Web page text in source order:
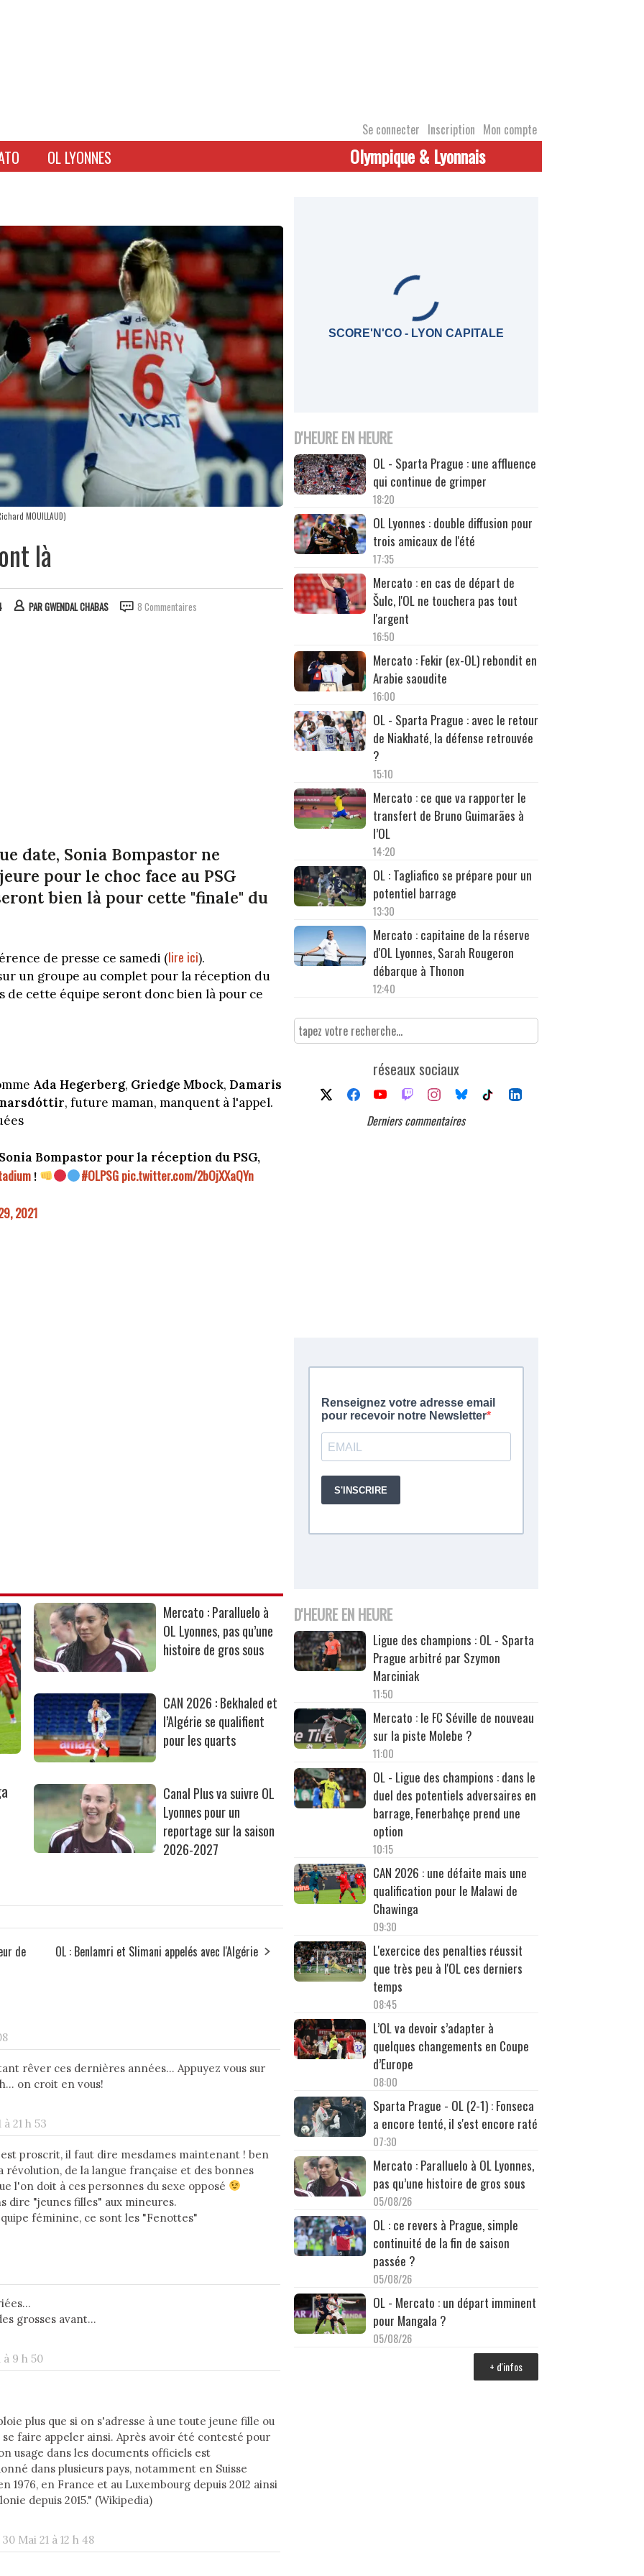
Se connecter Inscription Mon compte
OL LYONNES Olympique & Lyonnais
MOUILLAUD)
là
PARGWENDAL CHABAS 8 Commentaires
date, Sonia Bompastor ne
pour le choc face au PSG
bien là pour cette "finale" du
de presse ce samedi (lire ici).
un groupe au complet pour la réception du
de cette équipe seront donc bien là pour ce
Ada Hegerberg, Griedge Mbock, Damaris
, future maman, manquent à l'appel.
Bompastor pour la réception du PSG,
! #OLPSG pic.twitter.com/2bOjXXaQYn
2021
Mercato : Paralluelo à
OL Lyonnes, pas qu’une
histoire de gros sous
CAN 2026 : Bekhaled et
l’Algérie se qualifient
pour les quarts
Canal Plus va suivre OL
Lyonnes pour un
reportage sur la saison
2026-2027
de
OL : Benlamri et Slimani appelés avec l'Algérie
rêver ces dernières années... Appuyez vous sur
on croit en vous!
21 h 53
proscrit, il faut dire mesdames maintenant ! ben
révolution, de la langue française et des bonnes
l'on doit à ces personnes du sexe opposé
dire "jeunes filles" aux mineures.
féminine, ce sont les "Fenottes"
grosses avant...
à 9 h 50
plus que si on s'adresse à une toute jeune fille ou
faire appeler ainsi. Après avoir été contesté pour
usage dans les documents officiels est
dans plusieurs pays, notamment en Suisse
1976, en France et au Luxembourg depuis 2012 ainsi
depuis 2015." (Wikipedia)
Mai 21 à 12 h 48
SCORE'N'CO - LYON CAPITALE
D'HEURE EN HEURE
OL - Sparta Prague : une affluence
qui continue de grimper
18:20
OL Lyonnes : double diffusion pour
trois amicaux de l'été
17:35
Mercato : en cas de départ de
Šulc, l'OL ne touchera pas tout
l'argent
16:50
Mercato : Fekir (ex-OL) rebondit en
Arabie saoudite
16:00
OL - Sparta Prague : avec le retour
de Niakhaté, la défense retrouvée
?
15:10
Mercato : ce que va rapporter le
transfert de Bruno Guimarães à
l’OL
14:20
OL : Tagliafico se prépare pour un
potentiel barrage
13:30
Mercato : capitaine de la réserve
d'OL Lyonnes, Sarah Rougeron
débarque à Thonon
12:40
réseaux sociaux
Derniers commentaires
D'HEURE EN HEURE
Ligue des champions : OL - Sparta
Prague arbitré par Szymon
Marciniak
11:50
Mercato : le FC Séville de nouveau
sur la piste Molebe ?
11:00
OL - Ligue des champions : dans le
duel des potentiels adversaires en
barrage, Fenerbahçe prend une
option
10:15
CAN 2026 : une défaite mais une
qualification pour le Malawi de
Chawinga
09:30
L'exercice des penalties réussit
que très peu à l'OL ces derniers
temps
08:45
L’OL va devoir s’adapter à
quelques changements en Coupe
d’Europe
08:00
Sparta Prague - OL (2-1) : Fonseca
a encore tenté, il s'est encore raté
07:30
Mercato : Paralluelo à OL Lyonnes,
pas qu’une histoire de gros sous
05/08/26
OL : ce revers à Prague, simple
continuité de la fin de saison
passée ?
05/08/26
OL - Mercato : un départ imminent
pour Mangala ?
05/08/26
+ d'infos